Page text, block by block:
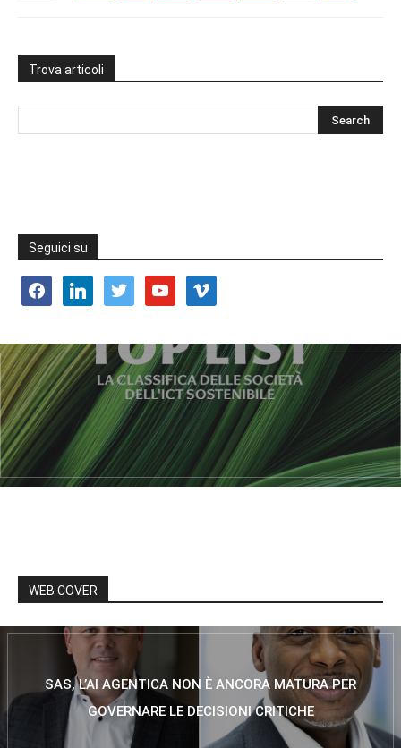
Trova articoli
Seguici su
facebooklinkedin twitter youtube vimeo
WEB COVER
SAS, L’AI AGENTICA NON È ANCORA MATURA PER
GOVERNARE LE DECISIONI CRITICHE